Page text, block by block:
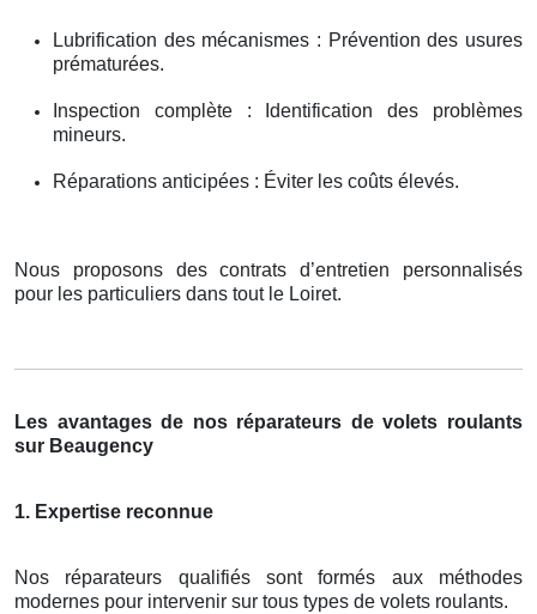
Lubrification des mécanismes : Prévention des usures
prématurées.
Inspection complète : Identification des problèmes
mineurs.
Réparations anticipées : Éviter les coûts élevés.
Nous proposons des contrats d’entretien personnalisés
pour les particuliers dans tout le Loiret.
Les avantages de nos réparateurs de volets roulants
sur Beaugency
1. Expertise reconnue
Nos réparateurs qualifiés sont formés aux méthodes
modernes pour intervenir sur tous types de volets roulants.